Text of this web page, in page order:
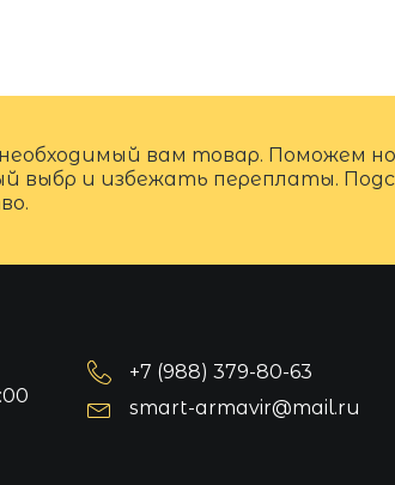
вам товар. Поможем
выбр и избежать переплаты.
+7 (988) 379-80-63
smart-armavir@mail.ru